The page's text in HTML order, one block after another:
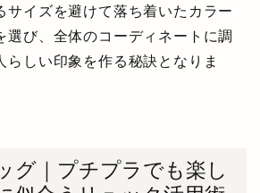
サイズを避けて落ち着いたカラー
選び、全体のコーディネートに調
らしい印象を作る秘訣となりま
グ｜プチプラでも楽し